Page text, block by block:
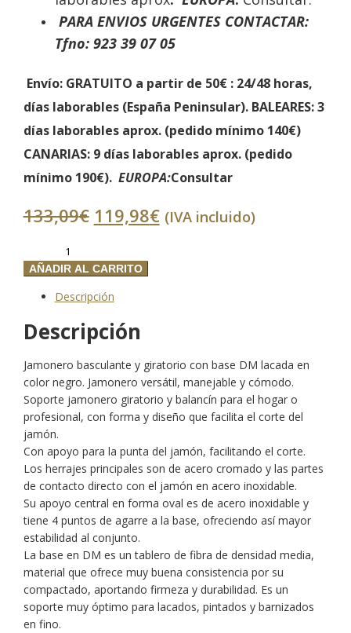
PARA ENVIOS URGENTES CONTACTAR:
Tfno: 923 39 07 05
Envío: GRATUITO a partir de 50€: 24/48 horas,
días laborables (España Peninsular). BALEARES:3
días laborables aprox. (pedido mínimo 140€)
CANARIAS: 9 días laborables aprox. (pedido
mínimo 190€). EUROPA:Consultar
133,09€ El
precio
era:
133,09€.
119,98€El
precio
(IVA incluido)
*Jamonero
Semi
Negro
y
cantidad
AÑADIR AL CARRITO
Descripción
Descripción
Jamonero basculante y giratorio con base DM lacada en
color negro. Jamonero versátil, manejable y cómodo.
Soporte jamonero giratorio y balancín para el hogar o
profesional, con forma y diseño que facilita el corte del
jamón.
Con apoyo para la punta del jamón, facilitando el corte.
Los herrajes principales son de acero cromado y las partes
de contacto directo con el jamón en acero inoxidable.
Su apoyo central en forma oval es de acero inoxidable y
tiene 4 puntos de agarre a la base, ofreciendo así mayor
estabilidad al conjunto.
La base en DM es un tablero de fibra de densidad media,
material que ofrece muy buena consistencia por su
compactado, aportando firmeza y durabilidad. Es un
soporte muy óptimo para lacados, pintados y barnizados
en fino.